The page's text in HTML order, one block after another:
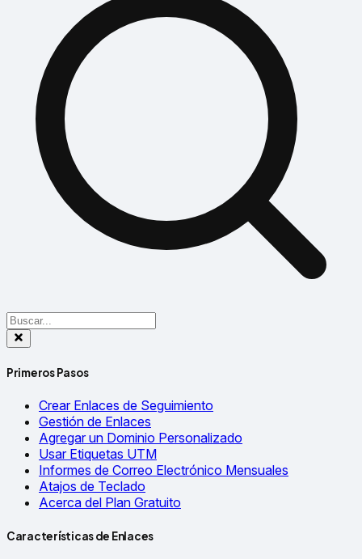
Primeros Pasos
Crear Enlaces de Seguimiento
Gestión de Enlaces
Agregar un Dominio Personalizado
Usar Etiquetas UTM
Informes de Correo Electrónico Mensuales
Atajos de Teclado
Acerca del Plan Gratuito
Características de Enlaces